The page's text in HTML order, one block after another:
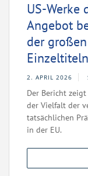
US-Werke
Angebot
der
Einzeltiteln
2. APRIL 2026
Der Bericht
der Vielfalt der
tatsächlichen
in der EU.